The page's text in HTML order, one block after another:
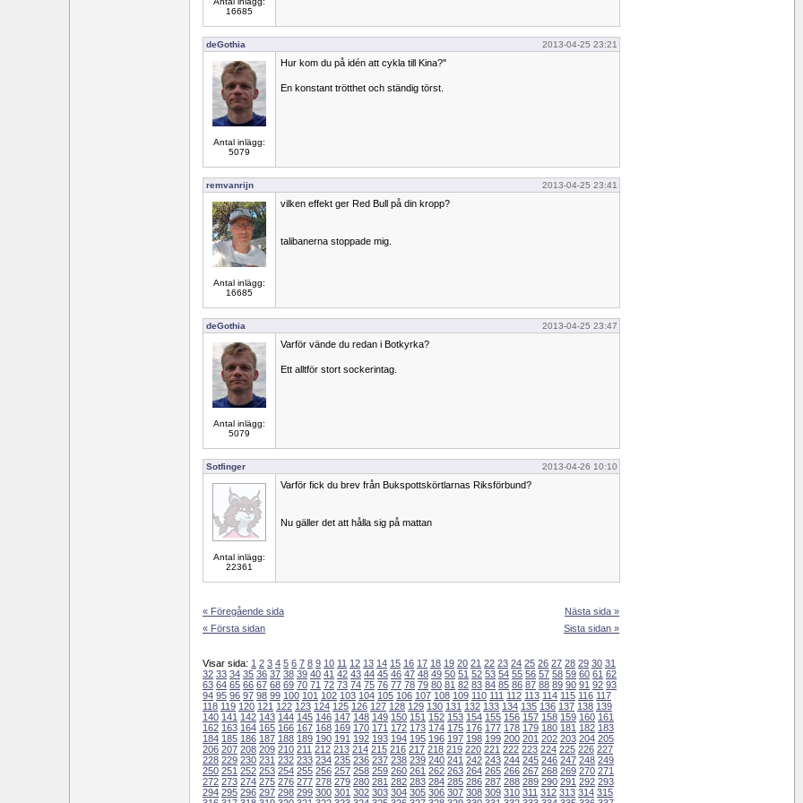
16685
deGothia 2013-04-25 23:21
Antal inlägg:
5079
Hur kom du på idén att cykla till Kina?''
En konstant trötthet och ständig törst.
remvanrijn 2013-04-25 23:41
Antal inlägg:
16685
vilken effekt ger Red Bull på din kropp?
talibanerna stoppade mig.
deGothia 2013-04-25 23:47
Antal inlägg:
5079
Varför vände du redan i Botkyrka?
Ett alltför stort sockerintag.
Sotfinger 2013-04-26 10:10
Antal inlägg:
22361
Varför fick du brev från Bukspottskörtlarnas Riksförbund?
Nu gäller det att hålla sig på mattan
« Föregående sida
« Första sidan
Nästa sida »
Sista sidan »
Visar sida: 1 2 3 4 5 6 7 8 9 10 11 12 13 14 15 16 17 18 19 20 21 22 23 24 25 26 27 28 29 30 31
32 33 34 35 36 37 38 39 40 41 42 43 44 45 46 47 48 49 50 51 52 53 54 55 56 57 58 59 60 61 62
63 64 65 66 67 68 69 70 71 72 73 74 75 76 77 78 79 80 81 82 83 84 85 86 87 88 89 90 91 92 93
94 95 96 97 98 99 100 101 102 103 104 105 106 107 108 109 110 111 112 113 114 115 116 117
118 119 120 121 122 123 124 125 126 127 128 129 130 131 132 133 134 135 136 137 138 139
140 141 142 143 144 145 146 147 148 149 150 151 152 153 154 155 156 157 158 159 160 161
162 163 164 165 166 167 168 169 170 171 172 173 174 175 176 177 178 179 180 181 182 183
184 185 186 187 188 189 190 191 192 193 194 195 196 197 198 199 200 201 202 203 204 205
206 207 208 209 210 211 212 213 214 215 216 217 218 219 220 221 222 223 224 225 226 227
228 229 230 231 232 233 234 235 236 237 238 239 240 241 242 243 244 245 246 247 248 249
250 251 252 253 254 255 256 257 258 259 260 261 262 263 264 265 266 267 268 269 270 271
272 273 274 275 276 277 278 279 280 281 282 283 284 285 286 287 288 289 290 291 292 293
294 295 296 297 298 299 300 301 302 303 304 305 306 307 308 309 310 311 312 313 314 315